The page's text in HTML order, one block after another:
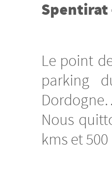
Spentirat
Le point
parking
Nous
kms et